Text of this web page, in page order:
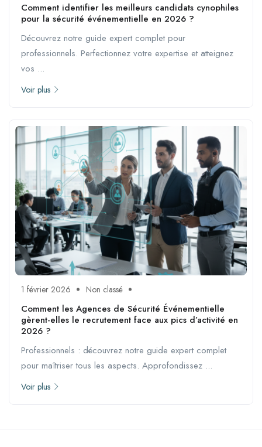
Comment identifier les meilleurs candidats cynophiles
pour la sécurité événementielle en 2026 ?
Découvrez notre guide expert complet pour
professionnels. Perfectionnez votre expertise et atteignez
vos ...
Voir plus
1 février 2026 Non classé
Comment les Agences de Sécurité Événementielle
gèrent-elles le recrutement face aux pics d’activité en
2026 ?
Professionnels : découvrez notre guide expert complet
pour maîtriser tous les aspects. Approfondissez ...
Voir plus